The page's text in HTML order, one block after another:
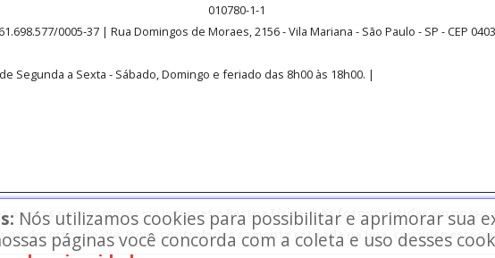
010780-1-1
0005-37 | Rua Domingos de Moraes, 2156-Vila Mariana - São Paulo - SP - CEP
Segunda a Sexta - Sábado, Domingo e feriado das 8h00 às 18h00. |
apenas para compras via internet e Pessoa Física. | As fotos contidas em
no decorrer do dia. Itens controlados somente retirada na loja, consulte estoque
Nós utilizamos cookies para possibilitar e aprimorar sua
páginas você concorda com a coleta e uso desses